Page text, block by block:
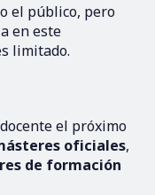
el público, pero
en este
limitado.
el próximo
oficiales,
de formación